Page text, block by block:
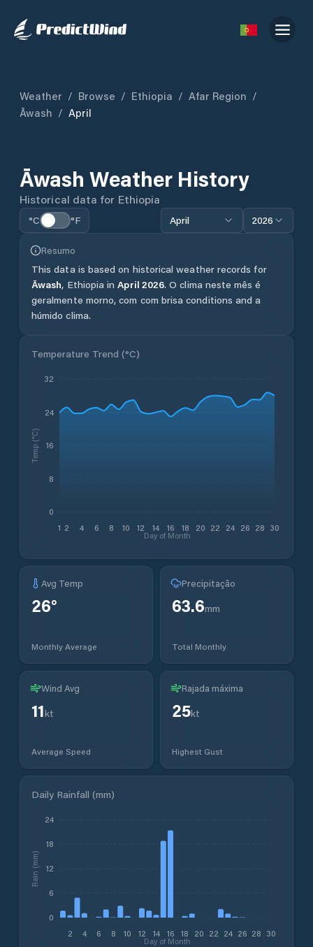
Weather / Browse / Ethiopia / Afar Region /
Āwash / April
Āwash Weather History
Historical data for Ethiopia
°C °F April 2026
Resumo
This data is based on historical weather records for
Āwash, Ethiopia in April 2026.O clima neste mês é
geralmente morno, com com brisa conditions and a
húmido clima.
Temperature Trend (°C)
1 2 4 6 8 10 12 14 16 18 20 22 24 26 28 30
Day of Month
0
8
16
24
32
Temp (°C)
Avg Temp
26°
Monthly Average
Precipitação
63.6mm
Total Monthly
Wind Avg
11kt
Average Speed
Rajada máxima
25kt
Highest Gust
Daily Rainfall (mm)
2 4 6 8 10 12 14 16 18 20 22 24 26 28 30
Day of Month
0
6
12
18
24
Rain (mm)